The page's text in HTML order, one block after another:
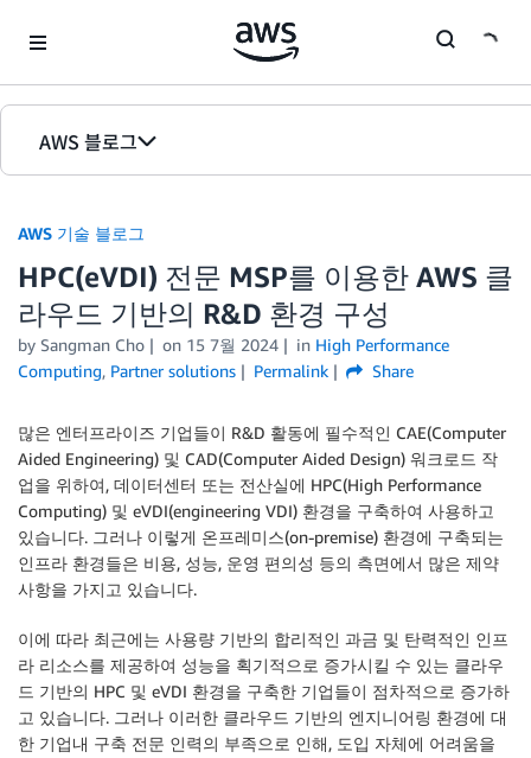
AWS 블로그
홈
에디션
AWS 기술 블로그
HPC(eVDI) 전문 MSP를 이용한 AWS 클
라우드 기반의 R&D 환경 구성
by Sangman Cho on 15 7월 2024 in High Performance
Computing, Partner solutions Permalink Share
많은 엔터프라이즈 기업들이 R&D 활동에 필수적인 CAE(Computer
Aided Engineering) 및 CAD(Computer Aided Design) 워크로드 작
업을 위하여, 데이터센터 또는 전산실에 HPC(High Performance
Computing) 및 eVDI(engineering VDI) 환경을 구축하여 사용하고
있습니다. 그러나 이렇게 온프레미스(on-premise) 환경에 구축되는
인프라 환경들은 비용, 성능, 운영 편의성 등의 측면에서 많은 제약
사항을 가지고 있습니다.
이에 따라 최근에는 사용량 기반의 합리적인 과금 및 탄력적인 인프
라 리소스를 제공하여 성능을 획기적으로 증가시킬 수 있는 클라우
드 기반의 HPC 및 eVDI 환경을 구축한 기업들이 점차적으로 증가하
고 있습니다. 그러나 이러한 클라우드 기반의 엔지니어링 환경에 대
한 기업내 구축 전문 인력의 부족으로 인해, 도입 자체에 어려움을